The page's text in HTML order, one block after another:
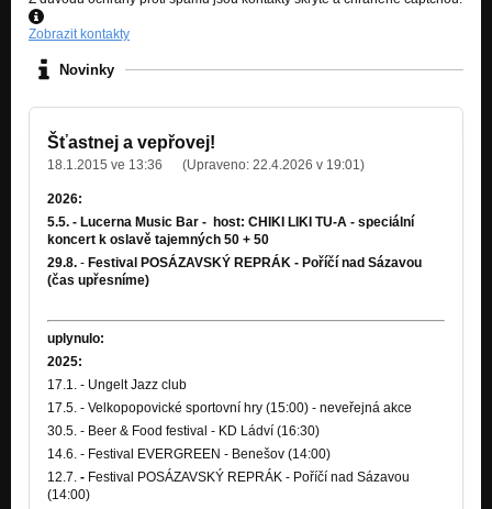
Zobrazit kontakty
Novinky
Šťastnej a vepřovej!
18.1.2015 ve 13:36 (Upraveno: 22.4.2026 v 19:01)
2026:
5.5. - Lucerna Music Bar - host: CHIKI LIKI TU-A - speciální
koncert k oslavě tajemných 50 + 50
29.8. - Festival POSÁZAVSKÝ REPRÁK - Poříčí nad Sázavou
(čas upřesníme)
uplynulo:
2025:
17.1. - Ungelt Jazz club
17.5. - Velkopopovické sportovní hry (15:00) - neveřejná akce
30.5. - Beer & Food festival - KD Ládví (16:30)
14.6. - Festival EVERGREEN - Benešov (14:00)
12.7. - Festival POSÁZAVSKÝ REPRÁK - Poříčí nad Sázavou
(14:00)